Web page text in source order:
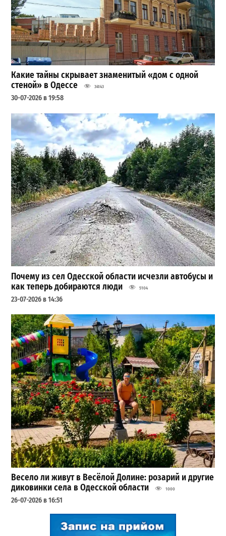
Какие тайны скрывает знаменитый «дом с одной
стеной» в Одессе
34143
30-07-2026 в 19:58
Почему из сел Одесской области исчезли автобусы и
как теперь добираются люди
5104
23-07-2026 в 14:36
Весело ли живут в Весёлой Долине: розарий и другие
диковинки села в Одесской области
1000
26-07-2026 в 16:51